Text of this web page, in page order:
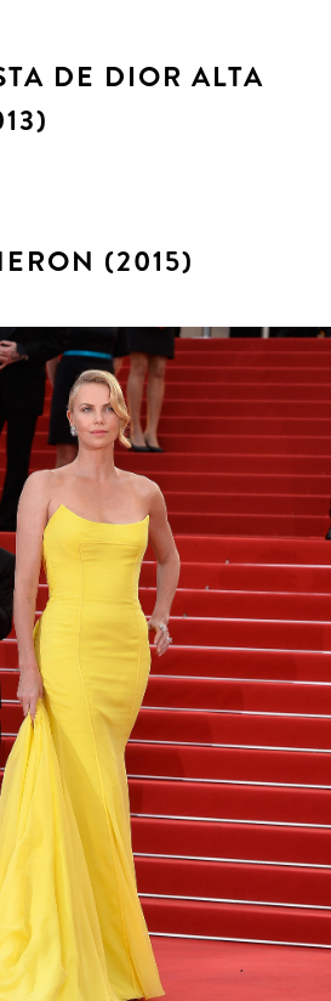
DE DIOR ALTA
(2015)